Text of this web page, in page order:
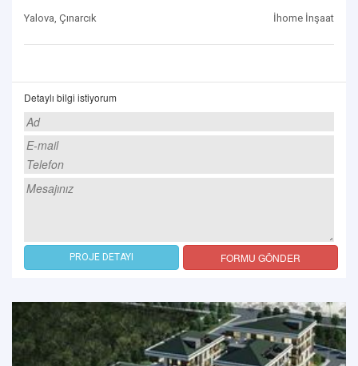
Yalova, Çınarcık İhome İnşaat
Detaylı bilgi istiyorum
PROJE DETAYI FORMU GÖNDER